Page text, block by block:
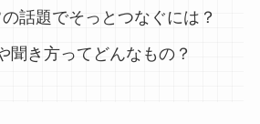
話題でそっとつなぐには？
聞き方ってどんなもの？